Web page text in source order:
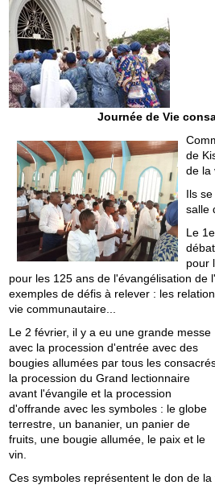
Journée de Vie
de
de la
Ils
salle
Le
pour
pour les 125 ans de l'évangélisation de
exemples de défis à relever : les
vie communautaire...
Le 2 février, il y a eu une grande messe
avec la procession d'entrée avec des
bougies allumées par tous les
la procession du Grand lectionnaire
avant l'évangile et la procession
d'offrande avec les symboles : le globe
terrestre, un bananier, un panier de
fruits, une bougie allumée, le paix et le
vin.
Ces symboles représentent le don de